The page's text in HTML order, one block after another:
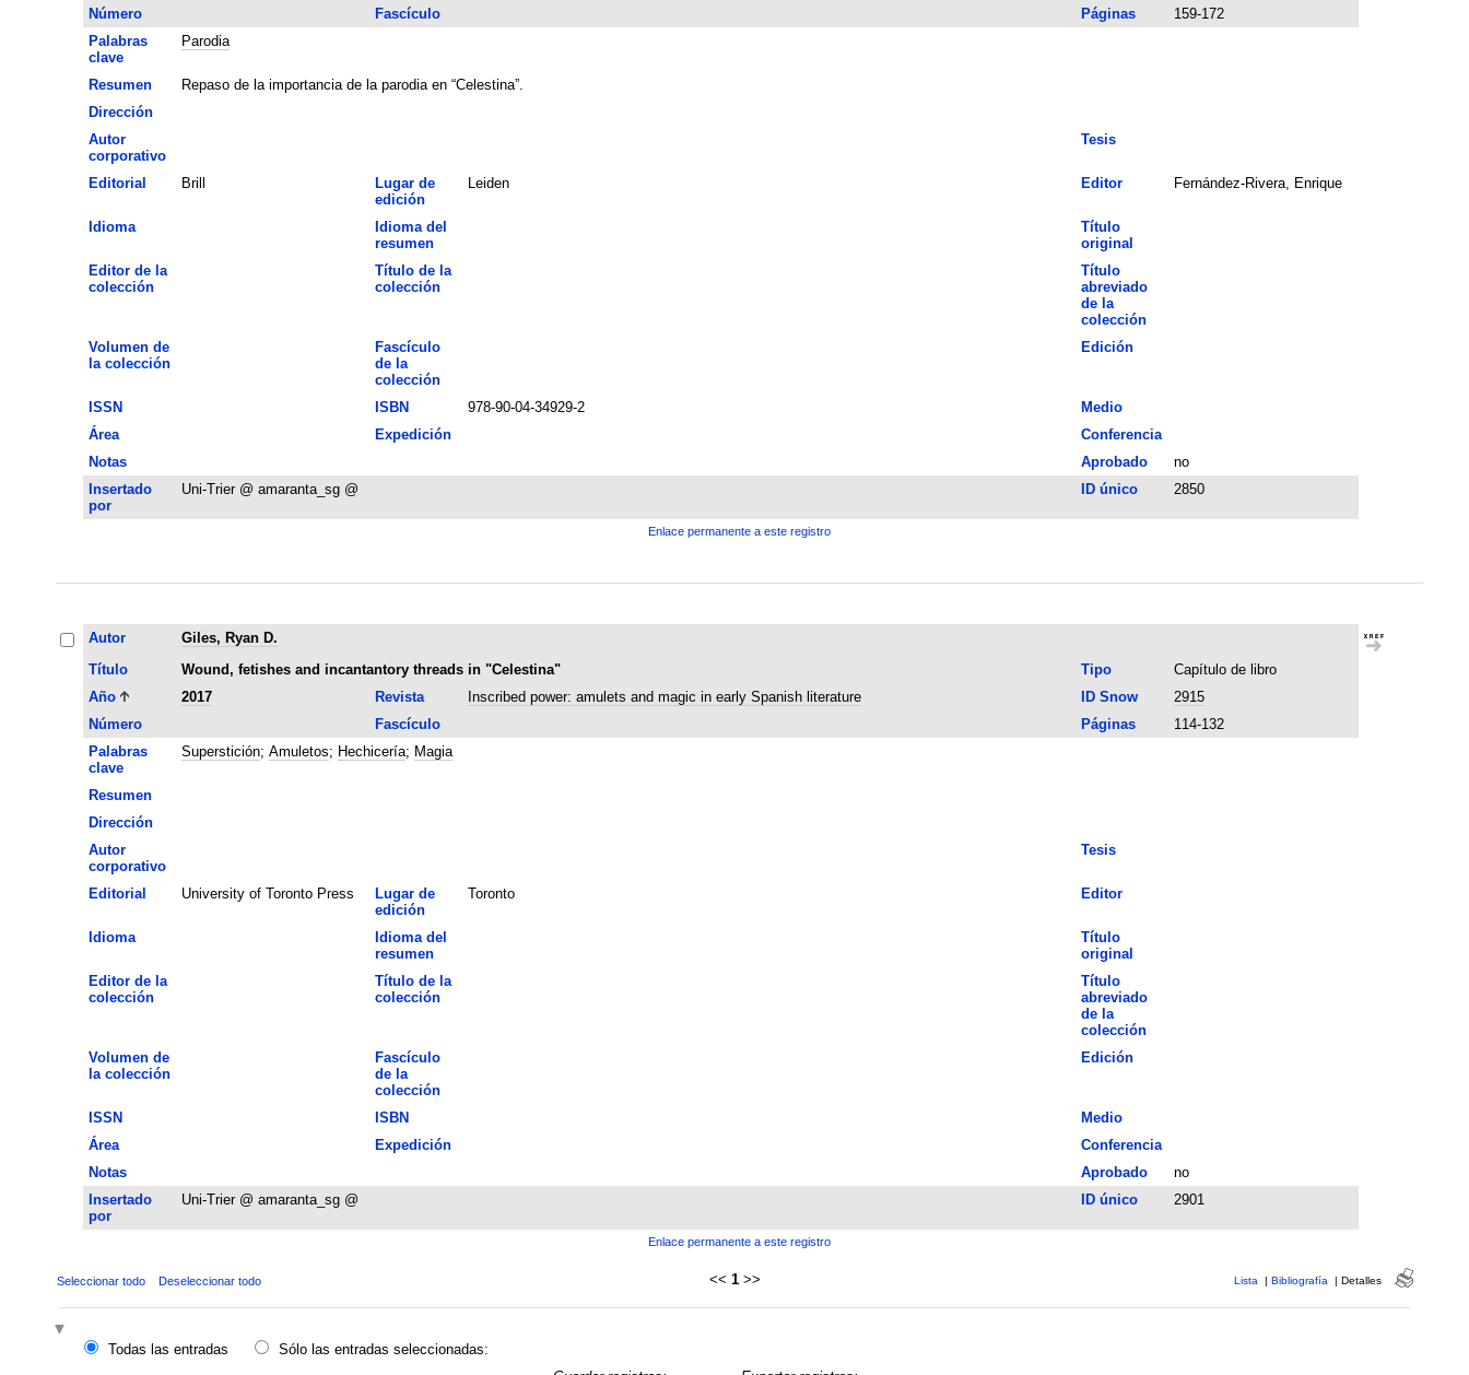
Número
Fascículo Páginas
159-172
Palabras
clave
Parodia
Resumen
Repaso de la importancia de la parodia en “Celestina”.
Dirección
Autor
corporativo
Tesis
Editorial Brill
Lugar de
edición
Leiden Editor Fernández-Rivera, Enrique
Idioma
Idioma del
resumen
Título
original
Editor de la
colección
Título de la
colección
Título
abreviado
de la
colección
Volumen de
la colección
Fascículo
de la
colección
Edición
ISSN ISBN 978-90-04-34929-2
Medio
Área
Expedición
Conferencia
Notas
Aprobado
no
Insertado
por
Uni-Trier @ amaranta_sg @ ID único 2850
Enlace permanente a este registro
Autor
Giles, Ryan D.
Título
Wound, fetishes and incantantory threads in "Celestina" Tipo
Capítulo de libro
Año
2017 Revista Inscribed power: amulets and magic in early Spanish literature ID Snow
2915
Número
Fascículo Páginas
114-132
Palabras
clave
Superstición; Amuletos; Hechicería; Magia
Resumen
Dirección
Autor
corporativo
Tesis
Editorial University of Toronto Press
Lugar de
edición
Toronto Editor
Idioma
Idioma del
resumen
Título
original
Editor de la
colección
Título de la
colección
Título
abreviado
de la
colección
Volumen de
la colección
Fascículo
de la
colección
Edición
ISSN ISBN
Medio
Área
Expedición
Conferencia
Notas
Aprobado
no
Insertado
por
Uni-Trier @ amaranta_sg @ ID único 2901
Enlace permanente a este registro
Seleccionar todo Deseleccionar todo << 1 >> Lista | Bibliografía | Detalles
Todas las entradas
Sólo las entradas seleccionadas: